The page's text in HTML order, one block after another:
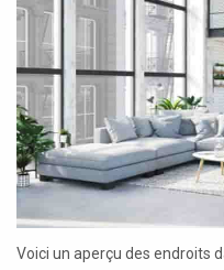
Voici un aperçu des endroits